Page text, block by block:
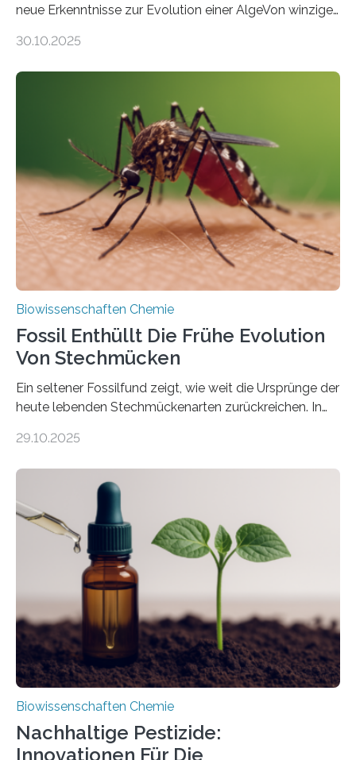
neue Erkenntnisse zur Evolution einer AlgeVon winzigen
Landpflanzen zählen zu den komplexesten
Grünalgen, die vor Hunderten von Millionen Jahren
lebten. Unter den Vorfahren sticht eine Gruppe heraus,
die noch heute in der Natur vorkommt: die
Süßwasseralge Coleochaetophyceae. Einige Arten
dieser Gruppe bilden aus Zellfäden dichte Geflechte
mit scheibenförmiger Gestalt. Was auffällig ist: Die
nächsten…
30.10.2025
Biowissenschaften Chemie
Fossil Enthüllt Die Frühe Evolution
Von Stechmücken
Ein seltener Fossilfund zeigt, wie weit die Ursprünge der
heute lebenden Stechmückenarten zurückreichen. In
Forschende die bisher älteste bekannte Stechmücken-
Region Kachin in Myanmar und hat sich in
ausgezeichnetem Zustand erhalten. Es konnte als neue
Art einer neuen Gattung beschrieben werden und trägt
nun den Namen Cretosabethes primaevus. Dieser erste
fossile Nachweis einer Stechmückenlarve in Bernstein
stellt gleichzeitig den ersten Fossilfund einer
Mückenlarve aus dem Mesozoikum dar, denn…
29.10.2025
Biowissenschaften Chemie
Nachhaltige Pestizide:
Innovationen Für Die